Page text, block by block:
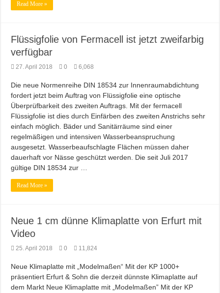
Read More »
Flüssigfolie von Fermacell ist jetzt zweifarbig
verfügbar
27. April 2018 0 6,068
Die neue Normenreihe DIN 18534 zur Innenraumabdichtung
fordert jetzt beim Auftrag von Flüssigfolie eine optische
Überprüfbarkeit des zweiten Auftrags. Mit der fermacell
Flüssigfolie ist dies durch Einfärben des zweiten Anstrichs sehr
einfach möglich. Bäder und Sanitärräume sind einer
regelmäßigen und intensiven Wasserbeanspruchung
ausgesetzt. Wasserbeaufschlagte Flächen müssen daher
dauerhaft vor Nässe geschützt werden. Die seit Juli 2017
gültige DIN 18534 zur …
Read More »
Neue 1 cm dünne Klimaplatte von Erfurt mit
Video
25. April 2018 0 11,824
Neue Klimaplatte mit „Modelmaßen“ Mit der KP 1000+
präsentiert Erfurt & Sohn die derzeit dünnste Klimaplatte auf
dem Markt Neue Klimaplatte mit „Modelmaßen” Mit der KP